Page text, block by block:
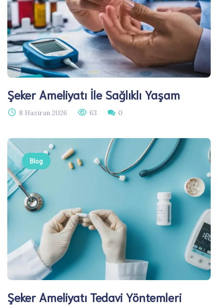
Şeker Ameliyatı İle Sağlıklı Yaşam
8 Haziran 2026 63 0
Blog
Şeker Ameliyatı Tedavi Yöntemleri